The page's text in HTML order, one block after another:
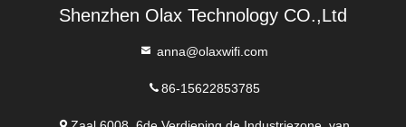
Shenzhen Olax Technology CO.,Ltd
anna@olaxwifi.com
86-15622853785